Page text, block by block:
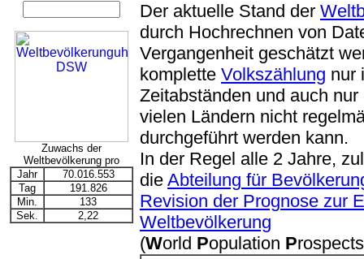
Zuwachs der
Weltbevölkerung pro
Jahr
70.016.553
Tag
191.826
Min.
133
Sek.
2,22
Der aktuelle Stand der
durch Hochrechnen von
Vergangenheit geschätzt
komplette Volkszählung nur
Zeitabständen und auch
vielen Ländern nicht
durchgeführt werden kann.
In der Regel alle 2 Jahre,
die Abteilung für
Revision der Prognose zur
Weltbevölkerung
(World Population P